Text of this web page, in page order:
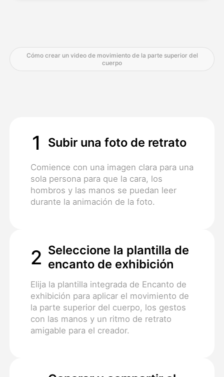
API
Cómo crear un video de movimiento de la parte superior del
cuerpo
1 Subir una foto de retrato
Comience con una imagen clara para una
sola persona para que la cara, los
hombros y las manos se puedan leer
durante la animación de la foto.
2 Seleccione la plantilla de
encanto de exhibición
Elija la plantilla integrada de Encanto de
exhibición para aplicar el movimiento de
la parte superior del cuerpo, los gestos
con las manos y un ritmo de retrato
amigable para el creador.